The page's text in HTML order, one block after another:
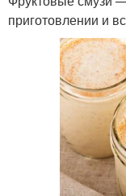
приготовлении и